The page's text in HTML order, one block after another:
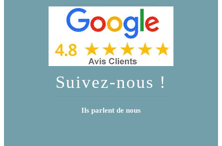
Suivez-nous !
Ils parlent de nous